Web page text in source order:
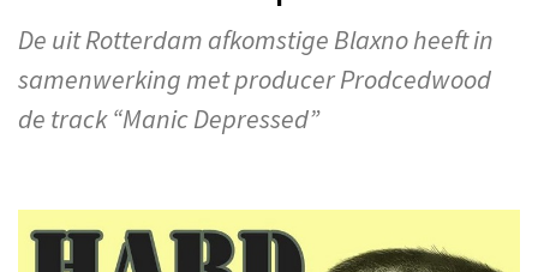
De uit Rotterdam afkomstige Blaxno heeft in
samenwerking met producer Prodcedwood
de track “Manic Depressed”